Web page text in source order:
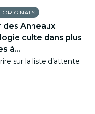
ORIGINALS
des Anneaux
culte dans plus
à...
sur la liste d’attente.